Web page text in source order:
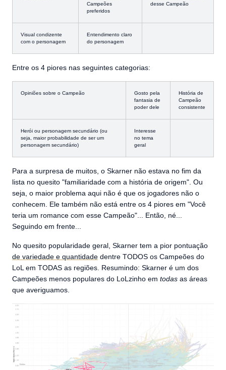
Campeões
preferidos
desse Campeão
Visual condizente
com o personagem
Entendimento claro
do personagem
Entre os 4 piores nas seguintes categorias:
Opiniões sobre o Campeão
Gosto pela
fantasia de
poder dele
História de
Campeão
consistente
Herói ou personagem secundário (ou
seja, maior probabilidade de ser um
personagem secundário)
Interesse
no tema
geral
Para a surpresa de muitos, o Skarner não estava no fim da
lista no quesito "familiaridade com a história de origem". Ou
seja, o maior problema aqui não é que os jogadores não o
conhecem. Ele também não está entre os 4 piores em "Você
teria um romance com esse Campeão"... Então, né...
Seguindo em frente...
No quesito popularidade geral, Skarner tem a pior pontuação
de variedade e quantidade dentre TODOS os Campeões do
LoL em TODAS as regiões. Resumindo: Skarner é um dos
Campeões menos populares do LoLzinho em todas as áreas
que averiguamos.